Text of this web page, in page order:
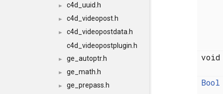
► c4d_uuid.h
► c4d_videopost.h
►
c4d_videopostdata.h
c4d_videopostplugin.h
► ge_autoptr.h
► ge_math.h
► ge_prepass.h Bool